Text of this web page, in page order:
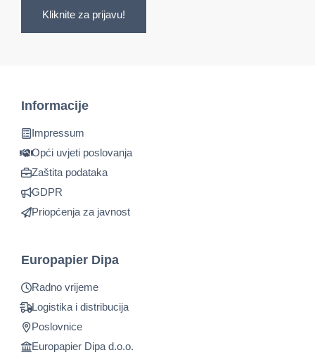
Kliknite za prijavu!
Informacije
Impressum
Opći uvjeti poslovanja
Zaštita podataka
GDPR
Priopćenja za javnost
Europapier Dipa
Radno vrijeme
Logistika i distribucija
Poslovnice
Europapier Dipa d.o.o.